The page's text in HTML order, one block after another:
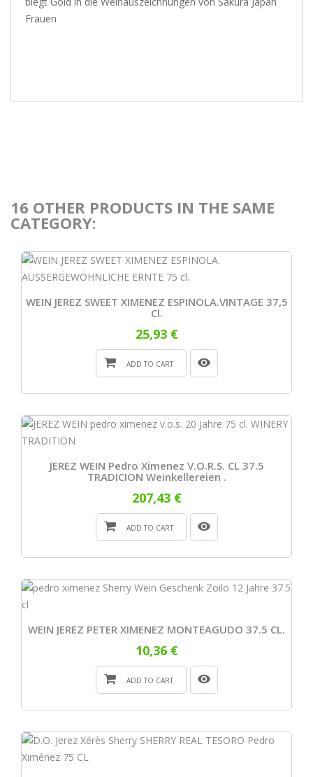
Frauen
16 OTHER PRODUCTS IN THE SAME
CATEGORY:
WEIN JEREZ SWEET XIMENEZ ESPINOLA.VINTAGE 37,5
Cl.
25,93 €
ADD TO CART
JEREZ WEIN Pedro Ximenez V.o.r.s. CL 37.5
TRADICION Weinkellereien .
207,43 €
ADD TO CART
WEIN JEREZ PETER XIMENEZ MONTEAGUDO 37.5 CL.
10,36 €
ADD TO CART